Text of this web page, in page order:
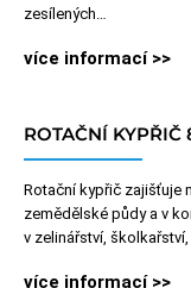
zesílených…
více informací >>
ROTAČNÍ KYPŘIČ
Rotační kypřič zajišťuje
zemědělské půdy a v
v zelinářství,
více informací >>